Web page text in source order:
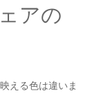
アの
える色は違いま